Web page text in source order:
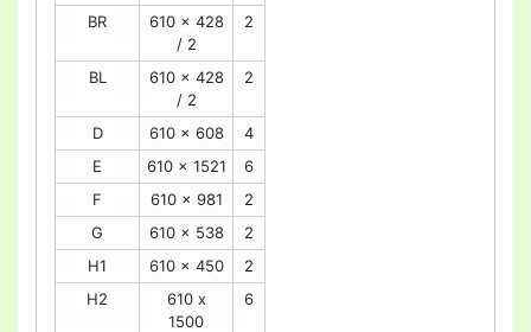
BR
610 x 428
/ 2
2
BL
610 x 428
/ 2
2
D 610 x 608
4
E
610 x 1521
6
F
610 x 981
2
G
610 x 538
2
H1
610 x 450
2
H2
610 x
1500
6